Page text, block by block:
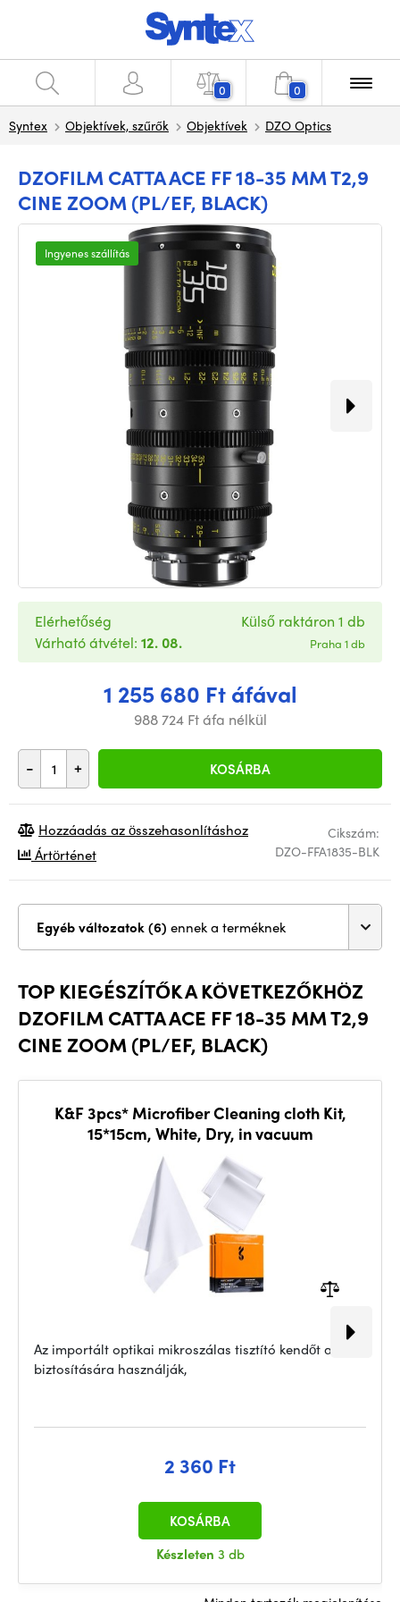
0 0
Syntex Objektívek, szűrők Objektívek DZO Optics
DZOFILM CATTA ACE FF 18-35 MM T2,9
CINE ZOOM (PL/EF, BLACK)
Ingyenes szállítás
1 255 680 Ft áfával
988 724 Ft áfa nélkül
- + KOSÁRBA
Elérhetőség
Várható átvétel: 12. 08.
Külső raktáron 1 db
Praha 1 db
Cikszám:
DZO-FFA1835-BLK
Hozzáadás az összehasonlításhoz
Ártörténet
Egyéb változatok (6) ennek a terméknek
TOP KIEGÉSZÍTŐK A KÖVETKEZŐKHÖZ
DZOFILM CATTA ACE FF 18-35 MM T2,9
CINE ZOOM (PL/EF, BLACK)
K&F 3pcs* Microfiber Cleaning cloth Kit,
15*15cm, White, Dry, in vacuum
Az importált optikai mikroszálas tisztító kendőt annak
biztosítására használják,
2 360 Ft
Készleten 3 db
KOSÁRBA